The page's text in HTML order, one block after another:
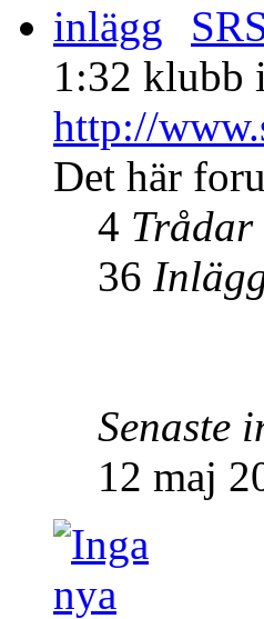
1:32 klubb
http://
Det här
4 Trådar
36
Senaste
12 maj